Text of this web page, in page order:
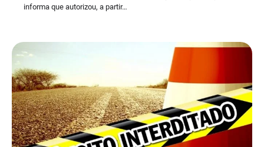
informa que autorizou, a partir…